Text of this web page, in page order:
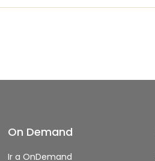
On Demand
Ir a OnDemand